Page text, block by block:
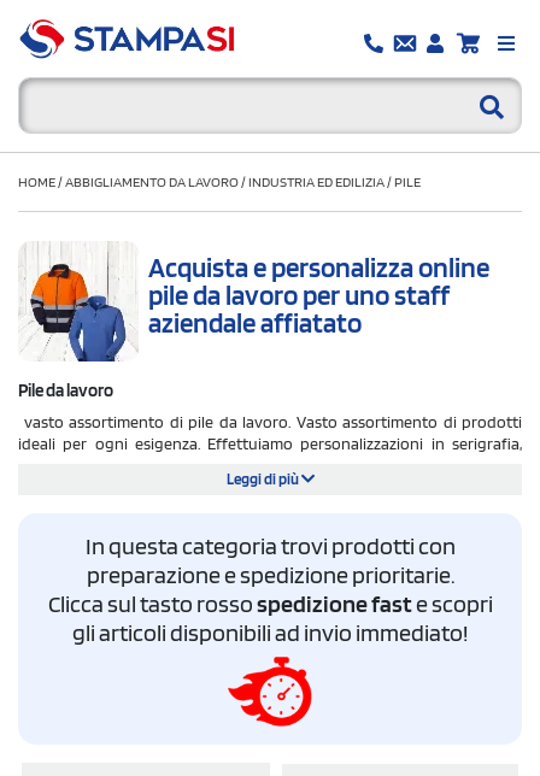
HOME/ABBIGLIAMENTO DA LAVORO/INDUSTRIA ED EDILIZIA/PILE
Acquista e personalizza online
pile da lavoro per uno staff
aziendale affiatato
Pile da lavoro
vasto assortimento di pile da lavoro. Vasto assortimento di prodotti
ideali per ogni esigenza. Effettuiamo personalizzazioni in serigrafia,
Loom, Ale, Payper, Sol's e tanti altri. Spedizione gratuita in tutta Italia.
ordina online
Leggi di più
In questa categoria trovi prodotti con
preparazione e spedizione prioritarie.
Clicca sul tasto rossospedizione faste scopri
gli articoli disponibili ad invio immediato!